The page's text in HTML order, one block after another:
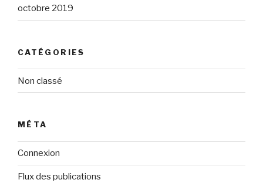
octobre 2019
CATÉGORIES
Non classé
MÉTA
Connexion
Flux des publications